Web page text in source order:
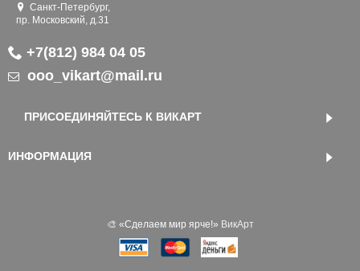
Санкт-Петербург,
пр. Московский, д.31
+7(812) 984 04 05
ooo_vikart@mail.ru
ПРИСОЕДИНЯЙТЕСЬ К ВИКАРТ
ИНФОРМАЦИЯ
🎨 «‎Сделаем мир ярче!» ВикАрт